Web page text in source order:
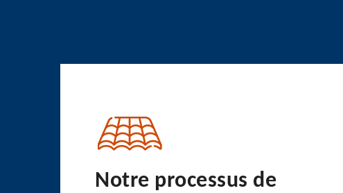
Notre processus de